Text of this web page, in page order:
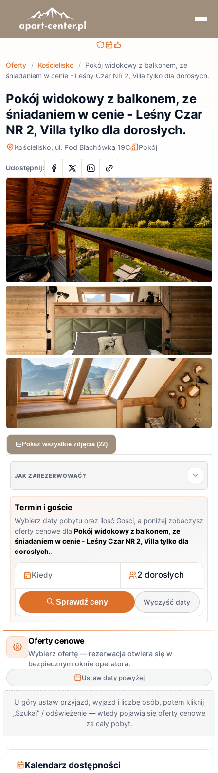
Bezpieczna rezerwacja
Sprawdzaj terminy i ceny
Obsługa przed i po rezerwacji
Oferty / Kościelisko /
Pokój widokowy z balkonem, ze
śniadaniem w cenie - Leśny Czar NR 2, Villa tylko dla dorosłych.
Pokój widokowy z balkonem, ze
śniadaniem w cenie - Leśny Czar
NR 2, Villa tylko dla dorosłych.
Kościelisko, ul. Pod Blachówką 19C Pokój
Udostępnij:
+ 19 zdjęć
Pokaż wszystkie zdjęcia (22)
JAK ZAREZERWOWAĆ?
Termin i goście
Wybierz daty pobytu oraz ilość Gości, a poniżej zobaczysz
oferty cenowe dla Pokój widokowy z balkonem, ze
śniadaniem w cenie - Leśny Czar NR 2, Villa tylko dla
dorosłych..
2 dorosłych
Sprawdź ceny Wyczyść daty
Oferty cenowe
Wybierz ofertę — rezerwacja otwiera się w
bezpiecznym oknie operatora.
Ustaw daty powyżej
U góry ustaw przyjazd, wyjazd i liczbę osób, potem kliknij
„Szukaj” / odświeżenie — wtedy pojawią się oferty cenowe
za cały pobyt.
Kalendarz dostępności